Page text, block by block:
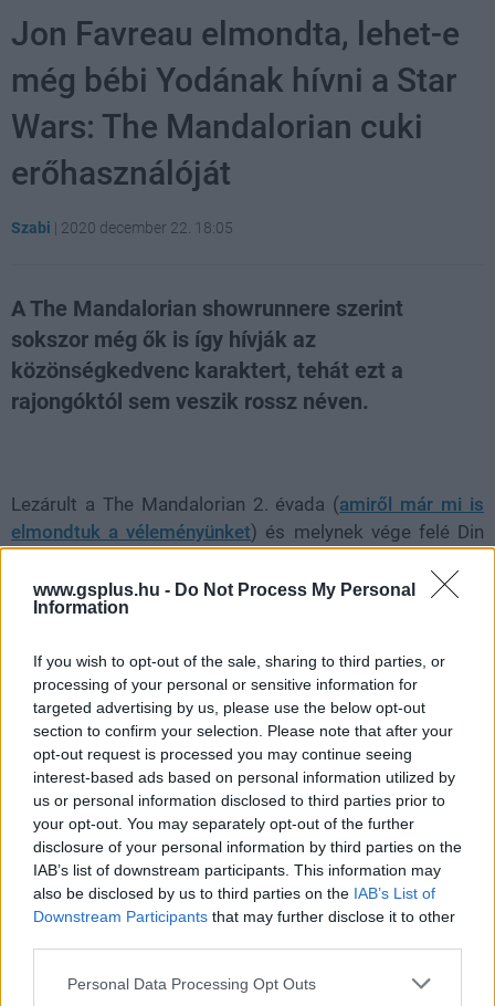
www.gsplus.hu - Do Not Process My Personal
Information
If you wish to opt-out of the sale, sharing to third parties, or
processing of your personal or sensitive information for
targeted advertising by us, please use the below opt-out
section to confirm your selection. Please note that after your
opt-out request is processed you may continue seeing
interest-based ads based on personal information utilized by
us or personal information disclosed to third parties prior to
your opt-out. You may separately opt-out of the further
disclosure of your personal information by third parties on the
IAB’s list of downstream participants. This information may
also be disclosed by us to third parties on the IAB’s List of
Downstream Participants that may further disclose it to other
Please note that this website/app uses one or more Google
Personal Data Processing Opt Outs
Jon Favreau elmondta, lehet-e
még bébi Yodának hívni a Star
Wars: The Mandalorian cuki
erőhasználóját
Szabi | 2020 december 22. 18:05
A The Mandalorian showrunnere szerint
sokszor még ők is így hívják az
közönségkedvenc karaktert, tehát ezt a
rajongóktól sem veszik rossz néven.
Lezárult a The Mandalorian 2. évada (amiről már mi is
elmondtuk a véleményünket) és melynek vége felé Din
vettek. A második évadban már sokkal bőkezűbben
bántak az infókkal az alkotók, így a korábban csak bébi
Kisebb spoilerek következnek a második évad
cselekményéből, így aki nem szeretné elrontani magának
az élményt, az keressen más olvasnivaló után.
Az Episode 13: The Jedi című részben, több izgalmas
dolognak is szemtanúi lehettünk. Egyrészt először
láthattuk Ahsoka Tanót élőszereplős formában, Rosario
gyermekkel, és tőle tudhattuk meg azt is, hogy a kis, zöld